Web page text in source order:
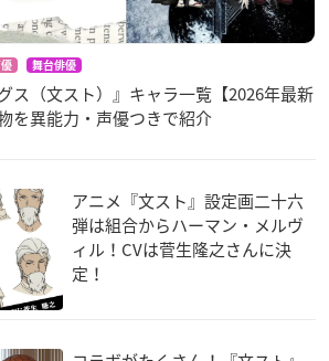
舞台俳優
ス（文スト）』キャラ一覧【2026年最新
を異能力・声優つきで紹介
アニメ『文スト』設定画二十六
弾は組合からハーマン・メルヴ
ィル！CVは菅生隆之さんに決
定！